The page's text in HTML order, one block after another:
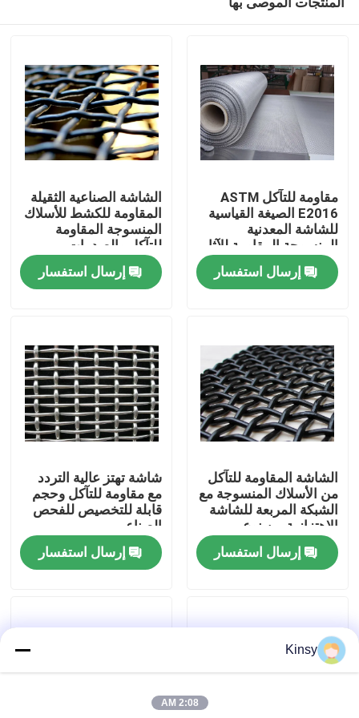
المنزل
برنامج VR
حولنا
مراقبة الجودة
اتصل بنا
القضايا
شاشة شبكة الأسلاك المنسوجة
مقاومة للتآكل ASTM
E2016 الصيغة القياسية
للشاشة المعدنية
المنسوجة المقاومة للآثار
الثقيلة
إرسال استفسار
الشاشة الصناعية الثقيلة
المقاومة للكشط للأسلاك
المنسوجة المقاومة
للتآكل والصدمات
إرسال استفسار
الشاشة المقاومة للتآكل
من الأسلاك المنسوجة مع
الشبكة المربعة للشاشة
الاهتزازية من نوع
الخطاف 30 ° 180 °
إرسال استفسار
شاشة تهتز عالية التردد
مع مقاومة للتآكل وحجم
قابلة للتخصيص للفحص
الصناعي
إرسال استفسار
Kinsy
2:08 AM